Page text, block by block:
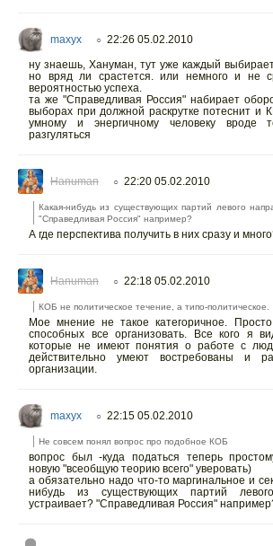
maxyx ○ 22:26 05.02.2010
ну знаешь, Хануман, тут уже каждый
но вряд ли срастется. или немного и не
вероятностью успеха.
та же "Справедливая Россия" набирает
выборах при должной раскрутке потеснит и
умному и энергичному человеку
разгуляться
Hanuman ○ 22:20 05.02.2010
Какая-нибудь из существующих партий левого
"Справедливая Россия" например?
А где перспектива получить в них сразу и
Hanuman ○ 22:18 05.02.2010
КОБ не политическое течение, а типо-политическое.
Мое мнение не такое категоричное.
способных все организовать. Все кого я
которые не имеют понятия о работе с
действительно умеют востребованы и
организации.
maxyx ○ 22:15 05.02.2010
Не совсем понял вопрос про подобное КОБ
вопрос был -куда податься теперь
новую "всеобщую теорию всего" уверовать)
а обязательно надо что-то маргинальное и
нибудь из существующих партий
устраивает? "Справедливая Россия"